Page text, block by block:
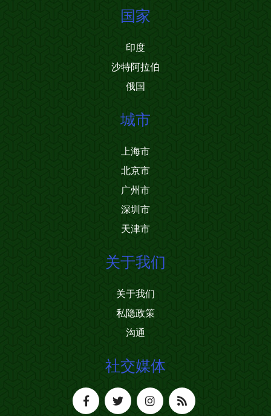
国家
印度
沙特阿拉伯
俄国
城市
上海市
北京市
广州市
深圳市
天津市
关于我们
关于我们
私隐政策
沟通
社交媒体